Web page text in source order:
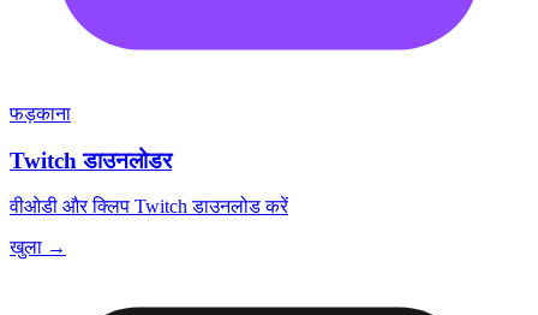
फड़काना
Twitch डाउनलोडर
वीओडी और क्लिप Twitch डाउनलोड करें
खुला →